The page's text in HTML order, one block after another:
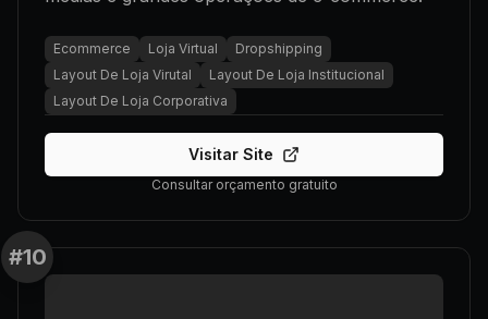
Ecommerce Loja Virtual
Dropshipping
Layout De Loja Virutal
Layout De Loja Institucional
Layout De Loja Corporativa
Visitar Site
Consultar orçamento gratuito
#10